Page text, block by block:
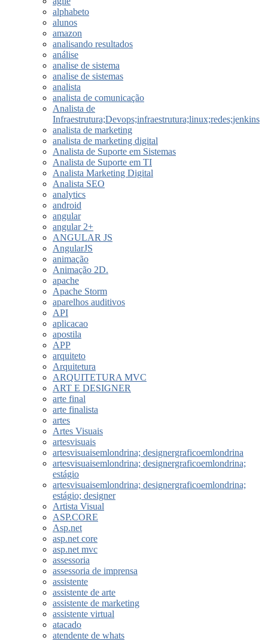
alphabeto
alunos
amazon
analisando resultados
análise
analise de sistema
analise de sistemas
analista
analista de comunicação
Analista de
Infraestrutura;Devops;infraestrutura;linux;redes;jenkins
analista de marketing
analista de marketing digital
Analista de Suporte em Sistemas
Analista de Suporte em TI
Analista Marketing Digital
Analista SEO
analytics
android
angular
angular 2+
ANGULAR JS
AngularJS
animação
Animação 2D.
apache
Apache Storm
aparelhos auditivos
API
aplicacao
apostila
APP
arquiteto
Arquitetura
ARQUITETURA MVC
ART E DESIGNER
arte final
arte finalista
artes
Artes Visuais
artesvisuais
artesvisuaisemlondrina; designergraficoemlondrina
artesvisuaisemlondrina; designergraficoemlondrina;
estágio
artesvisuaisemlondrina; designergraficoemlondrina;
estágio; designer
Artista Visual
ASP.CORE
Asp.net
asp.net core
asp.net mvc
assessoria
assessoria de imprensa
assistente
assistente de arte
assistente de marketing
assistente virtual
atacado
atendente de whats